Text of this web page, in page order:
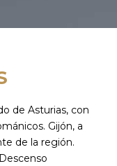
de Asturias, con
Gijón, a
de la región.